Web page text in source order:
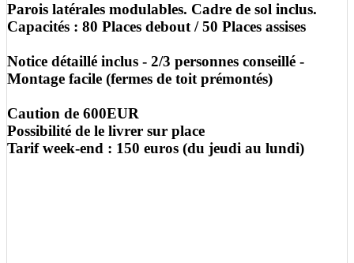
Parois latérales modulables. Cadre de sol inclus.
Capacités : 80 Places debout / 50 Places assises
Notice détaillé inclus - 2/3 personnes conseillé -
Montage facile (fermes de toit prémontés)
Caution de 600EUR
Possibilité de le livrer sur place
Tarif week-end : 150 euros (du jeudi au lundi)